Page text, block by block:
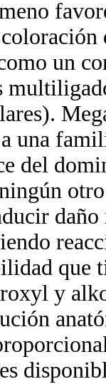
un
una
del
que
y